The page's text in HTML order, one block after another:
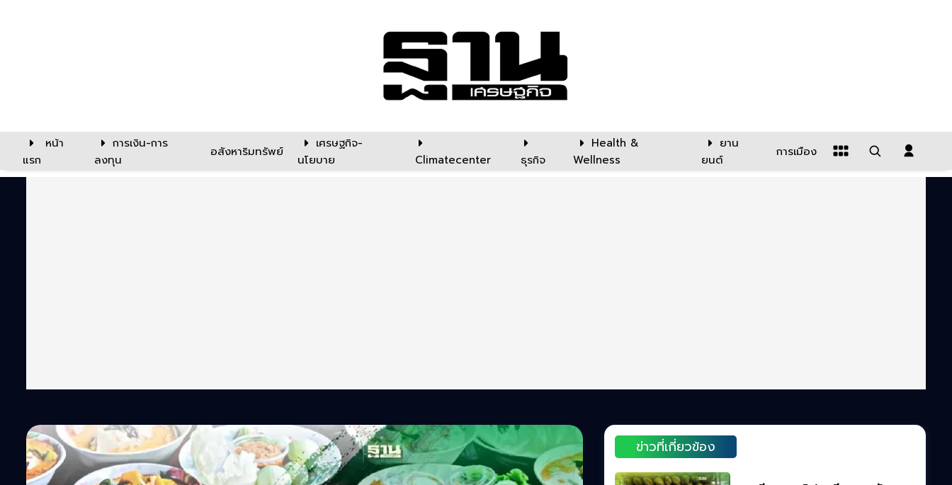
หน้า
แรก
การเงิน-การ
ลงทุน
อสังหาริมทรัพย์
เศรษฐกิจ-
นโยบาย
Climatecenter ธุรกิจ
Health &
Wellness
ยาน
ยนต์
การเมือง
ข่าวที่เกี่ยวข้อง